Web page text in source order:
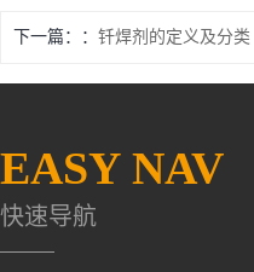
下一篇： 钎焊剂的定义及分类
EASY NAV
快速导航